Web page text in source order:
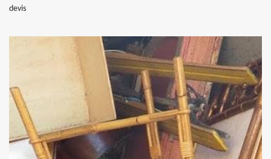
devis